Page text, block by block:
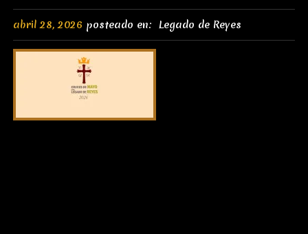
abril 28, 2026 posteado en: Legado de Reyes